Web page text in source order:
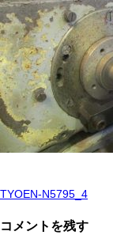
投
稿
TYOEN-N5795_4
コメントを残す